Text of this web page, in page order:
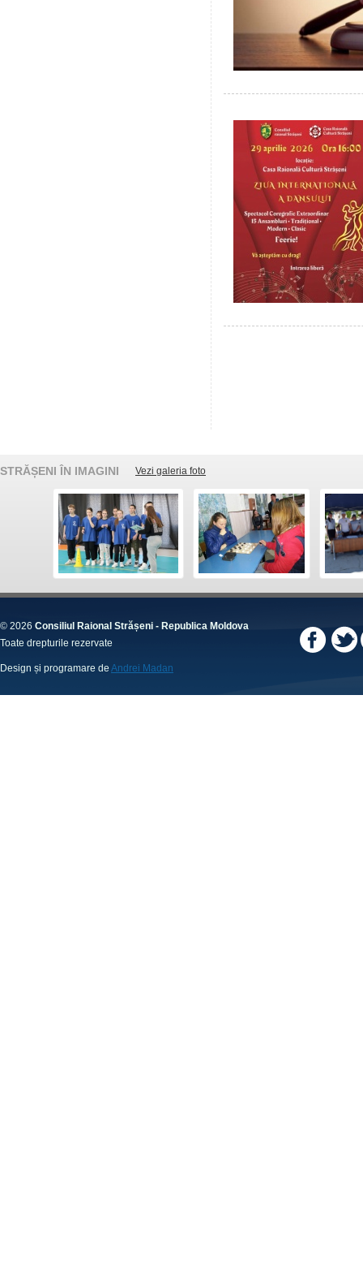
STRĂȘENI ÎN IMAGINI Vezi galeria foto
© 2026 Consiliul Raional Strășeni - Republica Moldova
Toate drepturile rezervate
Design și programare de Andrei Madan